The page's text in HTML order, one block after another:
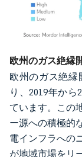
画像 © Mordor
欧州のガス絶縁
欧州のガス絶縁
り、2019年か
ています。この
ー源への積極的
電インフラへの
が地域市場をリ